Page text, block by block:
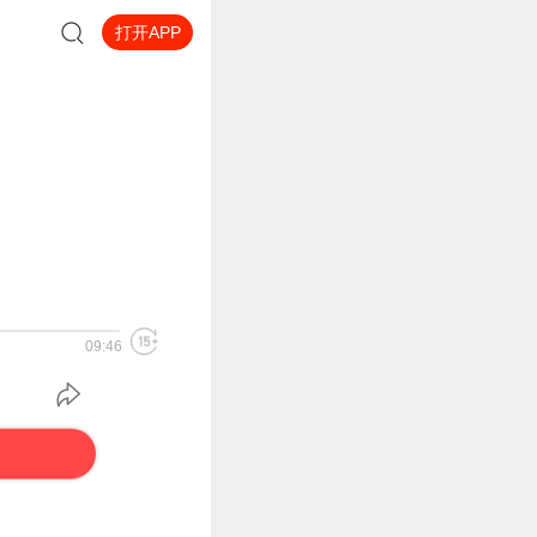
打开APP
09:46